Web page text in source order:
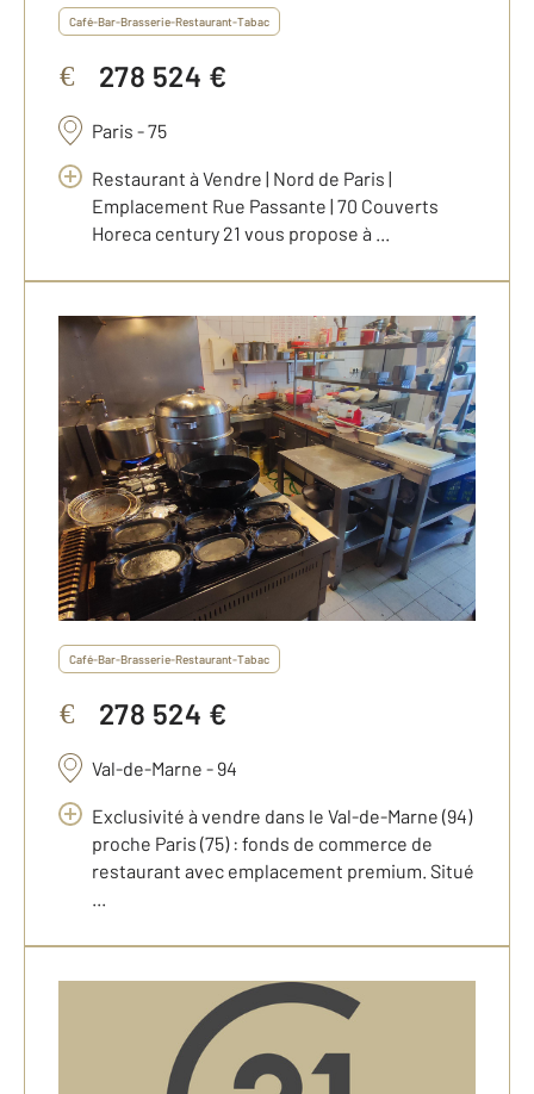
Café-Bar-Brasserie-Restaurant-Tabac
€ 278 524 €
Paris - 75
Restaurant à Vendre | Nord de Paris |
Emplacement Rue Passante | 70 Couverts
Horeca century 21 vous propose à ...
Café-Bar-Brasserie-Restaurant-Tabac
€ 278 524 €
Val-de-Marne - 94
Exclusivité à vendre dans le Val-de-Marne (94)
proche Paris (75) : fonds de commerce de
restaurant avec emplacement premium. Situé
...